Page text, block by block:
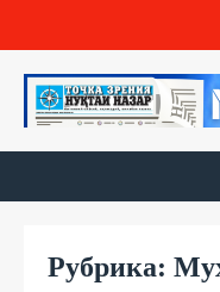
Рубрика: